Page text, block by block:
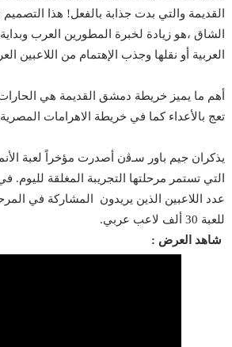
الشاق ،هو زيادة لخبرة المطورين العرب وبداية
العربية أو نقلها وجذب الإهتمام من اللاعبين
أهم ما يميز خريطة دمشق القديمة هي الحارات
تعج بالأعداء كما في خريطة الاهرامات
يذكران جيم باور سـﭬن أصدرت مؤخراً لعبة
التي تستمر مرحلتها التجريبة المغلقة لليوم.
عدد اللاعبين الذين يريدون المشاركة في
للعبة 30 ألف لاعب عربي.
شاهد العرض :